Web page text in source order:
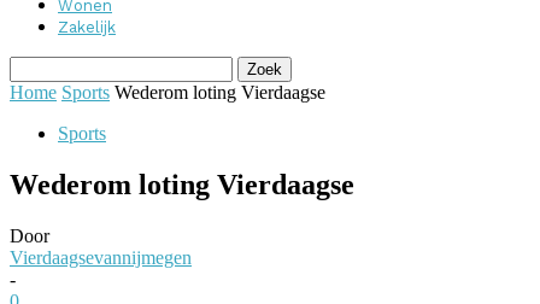
Wonen
Zakelijk
Home Sports Wederom loting Vierdaagse
Sports
Wederom loting Vierdaagse
Door
Vierdaagsevannijmegen
-